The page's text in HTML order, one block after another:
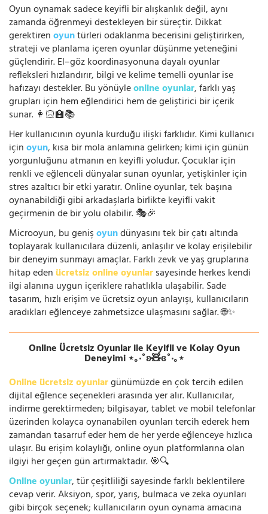
Oyun oynamak sadece keyifli bir alışkanlık değil, aynı
zamanda öğrenmeyi destekleyen bir süreçtir. Dikkat
gerektirenoyuntürleri odaklanma becerisini geliştirirken,
strateji ve planlama içeren oyunlar düşünme yeteneğini
güçlendirir. El–göz koordinasyonuna dayalı oyunlar
refleksleri hızlandırır, bilgi ve kelime temelli oyunlar ise
hafızayı destekler. Bu yönüyleonline oyunlar, farklı yaş
grupları için hem eğlendirici hem de geliştirici bir içerik
sunar. 👩🏻‍🏫📚
Her kullanıcının oyunla kurduğu ilişki farklıdır. Kimi kullanıcı
içinoyun, kısa bir mola anlamına gelirken; kimi için günün
yorgunluğunu atmanın en keyifli yoludur. Çocuklar için
renkli ve eğlenceli dünyalar sunan oyunlar, yetişkinler için
stres azaltıcı bir etki yaratır. Online oyunlar, tek başına
oynanabildiği gibi arkadaşlarla birlikte keyifli vakit
geçirmenin de bir yolu olabilir. 🎭🎉
Microoyun, bu genişoyundünyasını tek bir çatı altında
toplayarak kullanıcılara düzenli, anlaşılır ve kolay erişilebilir
bir deneyim sunmayı amaçlar. Farklı zevk ve yaş gruplarına
hitap eden ücretsiz online oyunlarsayesinde herkes kendi
ilgi alanına uygun içeriklere rahatlıkla ulaşabilir. Sade
tasarım, hızlı erişim ve ücretsiz oyun anlayışı, kullanıcıların
aradıkları eğlenceye zahmetsizce ulaşmasını sağlar. 🌐✨
Online Ücretsiz Oyunlar ile Keyifli ve Kolay Oyun
Deneyimi ⋆｡‧˚ʚ🧸ɞ˚‧｡⋆
Online ücretsiz oyunlargünümüzde en çok tercih edilen
dijital eğlence seçenekleri arasında yer alır. Kullanıcılar,
indirme gerektirmeden; bilgisayar, tablet ve mobil telefonlar
üzerinden kolayca oynanabilen oyunları tercih ederek hem
zamandan tasarruf eder hem de her yerde eğlenceye hızlıca
ulaşır. Bu erişim kolaylığı, online oyun platformlarına olan
ilgiyi her geçen gün artırmaktadır. 🎯🔍
Online oyunlar, tür çeşitliliği sayesinde farklı beklentilere
cevap verir. Aksiyon, spor, yarış, bulmaca ve zeka oyunları
gibi birçok seçenek; kullanıcıların oyun oynama amacına